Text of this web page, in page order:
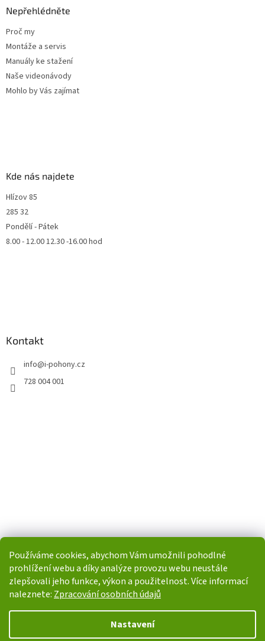
Používáme cookies, abychom Vám umožnili pohodlné
prohlížení webu a díky analýze provozu webu neustále
zlepšovali jeho funkce, výkon a použitelnost. Více informací
naleznete: Zpracování osobních údajů
Nastavení
Nepřehlédněte
Proč my
Montáže a servis
Manuály ke stažení
Naše videonávody
Mohlo by Vás zajímat
Kde nás najdete
Hlízov 85
285 32
Pondělí - Pátek
8.00 - 12.00 12.30 -16.00 hod
Kontakt
info@i-pohony.cz
728 004 001